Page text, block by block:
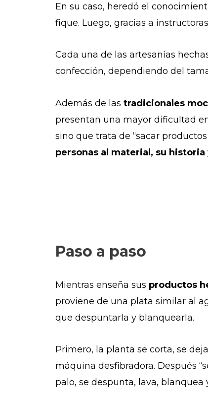
En su caso, heredó el
fique. Luego, gracias a
Cada una de las artesanías
confección, dependiendo del
Además de las tradicionales
presentan una mayor dificultad
sino que trata de “sacar
personas al material, su
Paso a paso
Mientras enseña sus productos
proviene de una plata similar al
que despuntarla y blanquearla.
Primero, la planta se corta, se
máquina desfibradora. Después
palo, se despunta, lava, blanquea